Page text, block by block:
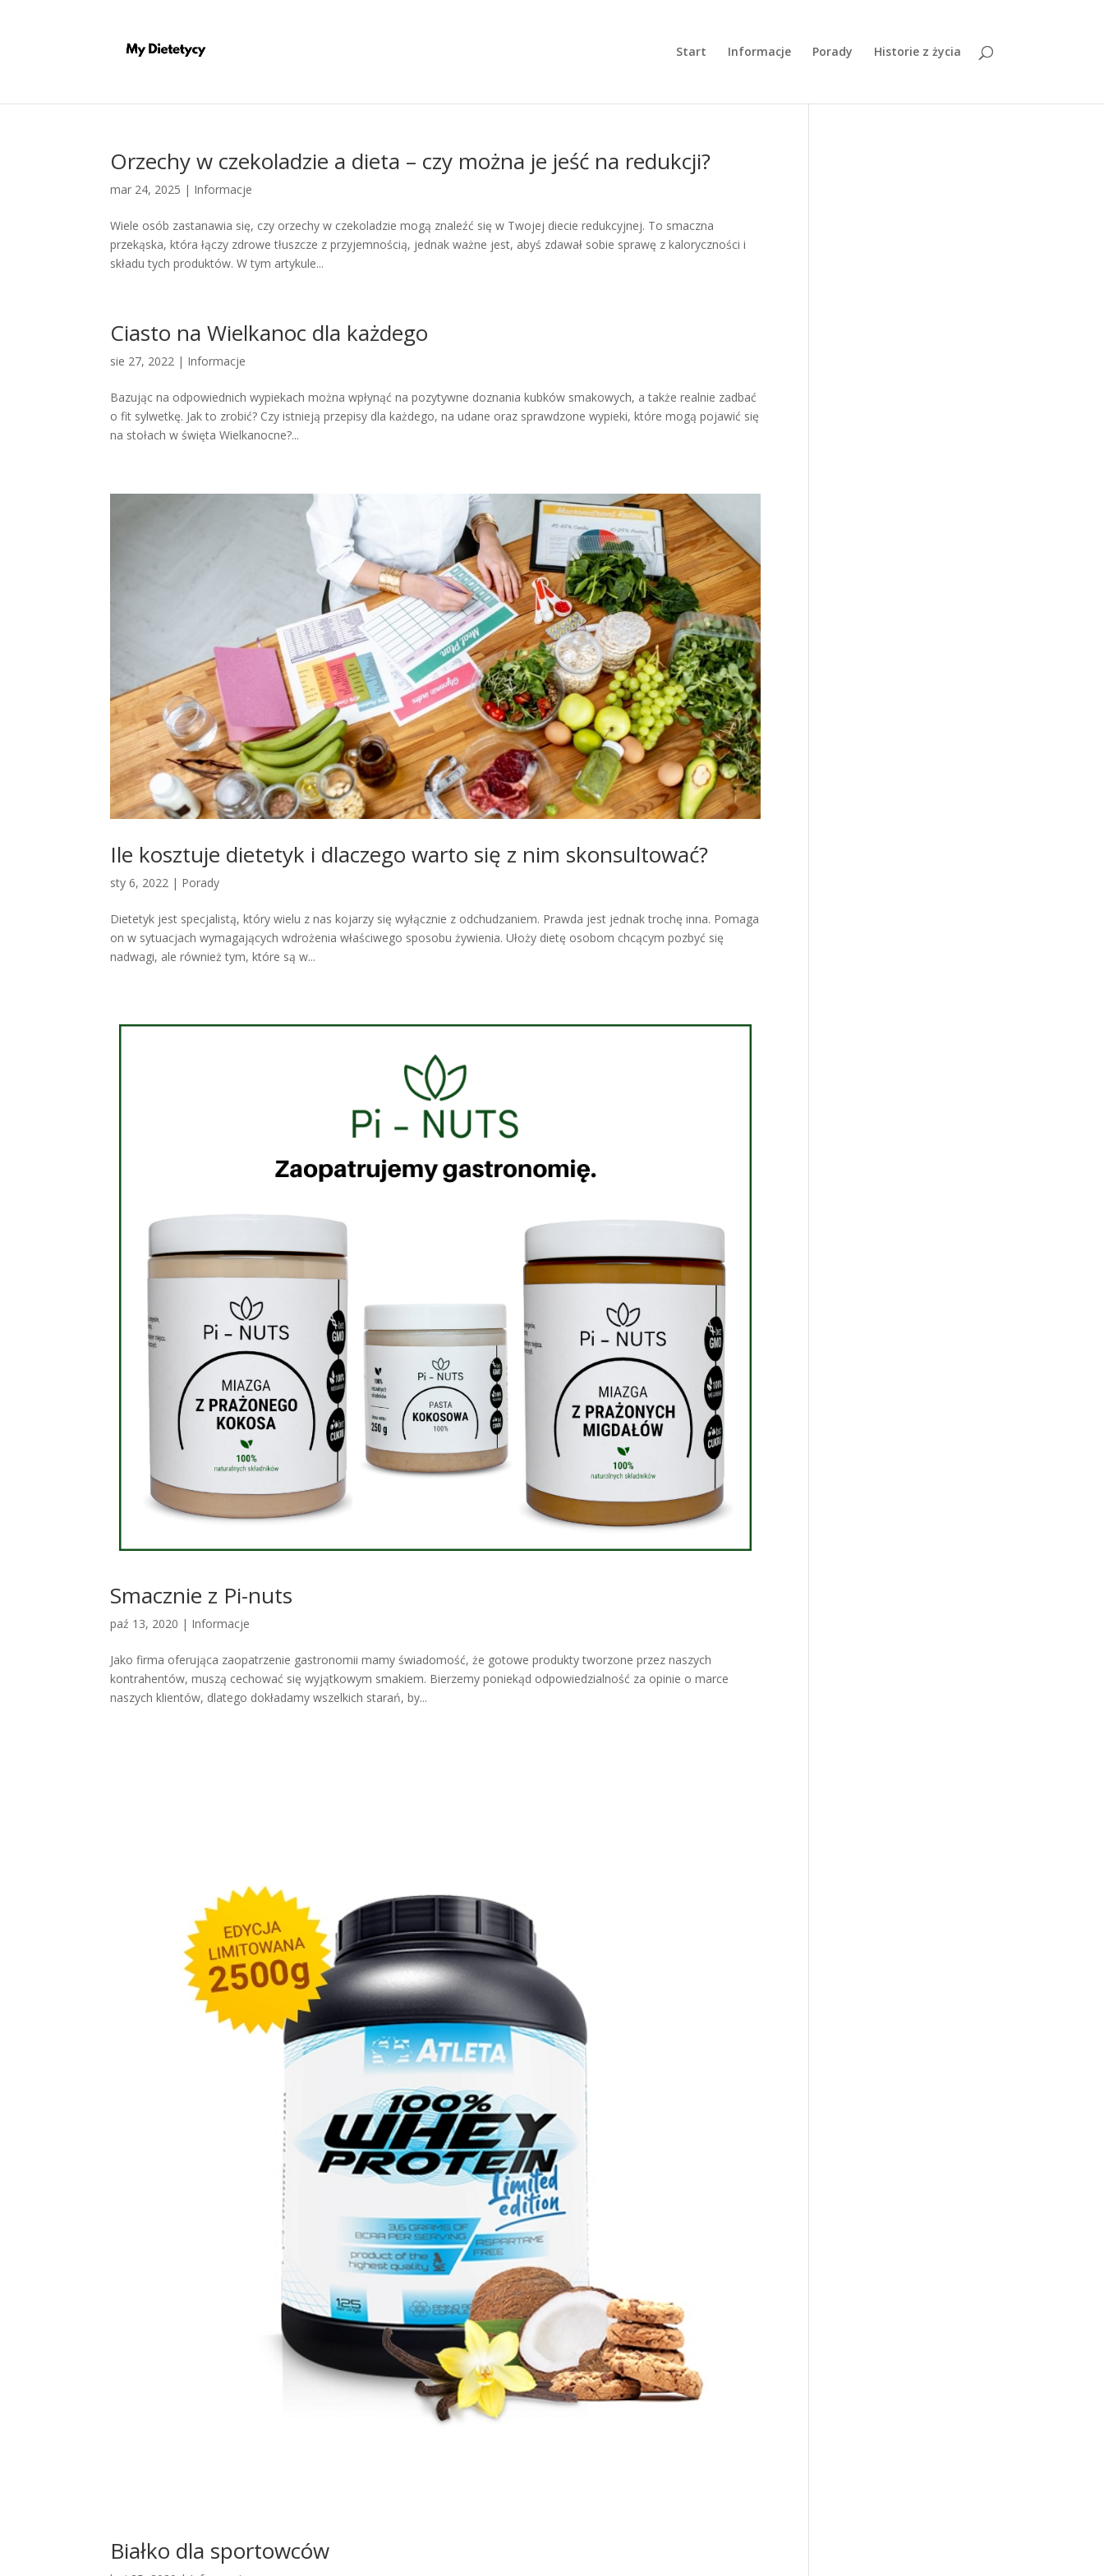
Start Informacje Porady Historie z życia
Orzechy w czekoladzie a dieta – czy można je jeść na redukcji?
mar 24, 2025 | Informacje
Wiele osób zastanawia się, czy orzechy w czekoladzie mogą znaleźć się w Twojej diecie redukcyjnej. To smaczna
przekąska, która łączy zdrowe tłuszcze z przyjemnością, jednak ważne jest, abyś zdawał sobie sprawę z kaloryczności i
składu tych produktów. W tym artykule...
Ciasto na Wielkanoc dla każdego
sie 27, 2022 | Informacje
Bazując na odpowiednich wypiekach można wpłynąć na pozytywne doznania kubków smakowych, a także realnie zadbać
o fit sylwetkę. Jak to zrobić? Czy istnieją przepisy dla każdego, na udane oraz sprawdzone wypieki, które mogą pojawić się
na stołach w święta Wielkanocne?...
Ile kosztuje dietetyk i dlaczego warto się z nim skonsultować?
sty 6, 2022 | Porady
Dietetyk jest specjalistą, który wielu z nas kojarzy się wyłącznie z odchudzaniem. Prawda jest jednak trochę inna. Pomaga
on w sytuacjach wymagających wdrożenia właściwego sposobu żywienia. Ułoży dietę osobom chcącym pozbyć się
nadwagi, ale również tym, które są w...
Smacznie z Pi-nuts
paź 13, 2020 | Informacje
Jako firma oferująca zaopatrzenie gastronomii mamy świadomość, że gotowe produkty tworzone przez naszych
kontrahentów, muszą cechować się wyjątkowym smakiem. Bierzemy poniekąd odpowiedzialność za opinie o marce
naszych klientów, dlatego dokładamy wszelkich starań, by...
Białko dla sportowców